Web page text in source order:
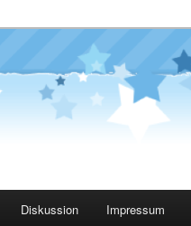
Diskussion Impressum